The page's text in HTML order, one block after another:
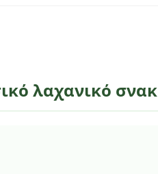
λαχανικό σνακ